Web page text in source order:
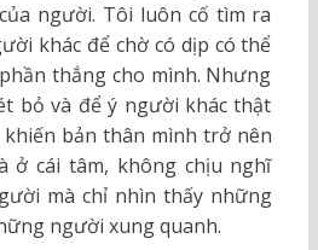
người. Tôi luôn cố tìm ra
khác để chờ có dịp có thể
thắng cho mình. Nhưng
bỏ và để ý người khác thật
bản thân mình trở nên
ở cái tâm, không chịu nghĩ
mà chỉ nhìn thấy những
người xung quanh.